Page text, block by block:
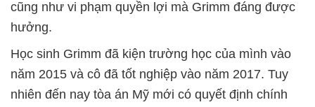
cũng như vi phạm quyền lợi mà Grimm đáng được
hưởng.
Học sinh Grimm đã kiện trường học của mình vào
năm 2015 và cô đã tốt nghiệp vào năm 2017. Tuy
nhiên đến nay tòa án Mỹ mới có quyết định chính